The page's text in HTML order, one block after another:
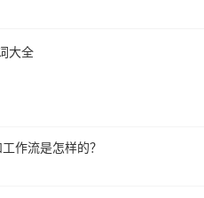
大全
作流是怎样的？